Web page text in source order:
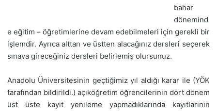
bahar
dönemind
e eğitim – öğretimlerine devam edebilmeleri için gerekli bir
işlemdir. Ayrıca alttan ve üstten alacağınız dersleri seçerek
sınava gireceğiniz dersleri belirlemiş olursunuz.
Anadolu Üniversitesinin geçtiğimiz yıl aldığı karar ile (YÖK
tarafından bildirildi.) açıköğretim öğrencilerinin dört dönem
üst üste kayıt yenileme yapmadıklarında kayıtlarının